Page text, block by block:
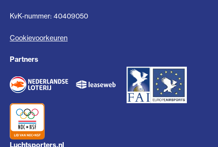
KvK-nummer: 40409050
Cookievoorkeuren
Partners
Luchtsporters.nl